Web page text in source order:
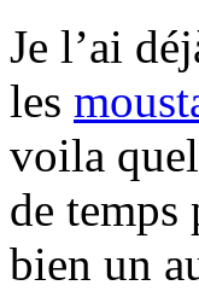
Je l’ai
les
voila
de temps
bien un